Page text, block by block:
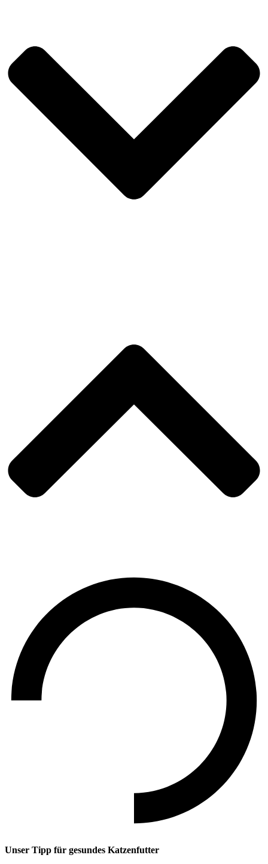
Unser Tipp für gesundes Katzenfutter